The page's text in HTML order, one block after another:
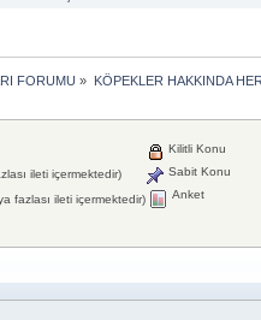
FORUMU » KÖPEKLER HAKKINDA
ileti içermektedir)
fazlası ileti içermektedir)
Kilitli Konu
Sabit Konu
Anket